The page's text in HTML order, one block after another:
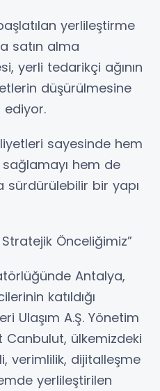
yerlileştirme
satın alma
yerli tedarikçi ağının
düşürülmesine
sayesinde hem
hem de
sürdürülebilir bir yapı
Önceliğimiz”
Antalya,
katıldığı
Ulaşım A.Ş. Yönetim
Canbulut, ülkemizdeki
verimlilik, dijitalleşme
yerlileştirilen